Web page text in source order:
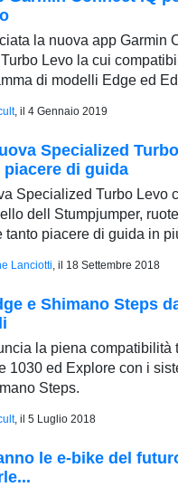
la nuova app Garmin
Levo la cui
di modelli Edge ed
, il 4 Gennaio 2019
Specialized
piacere di guida
Specialized Turbo Levo
dell Stumpjumper,
tanto piacere di guida in
Lanciotti , il 18 Settembre 2018
e Shimano Steps
la piena compatibilità
1030 ed Explore con i
Steps.
, il 5 Luglio 2018
le e-bike del